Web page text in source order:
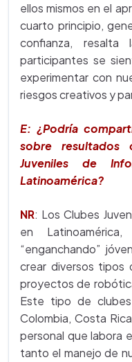
ellos mismos en el
cuarto principio,
confianza,
participantes se
experimentar con
riesgos creativos y
E: ¿Podría
sobre resultados
Juveniles de
Latinoamérica?
NR: Los Clubes
en
“enganchando”
crear diversos tipos
proyectos de
Este tipo de
Colombia, Costa
personal que labora
tanto el manejo de